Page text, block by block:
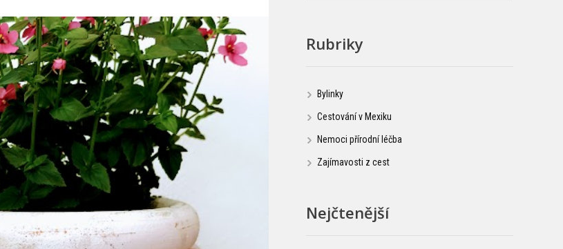
Rubriky
Bylinky
Cestování v Mexiku
Nemoci přírodní léčba
Zajímavosti z cest
Nejčtenější